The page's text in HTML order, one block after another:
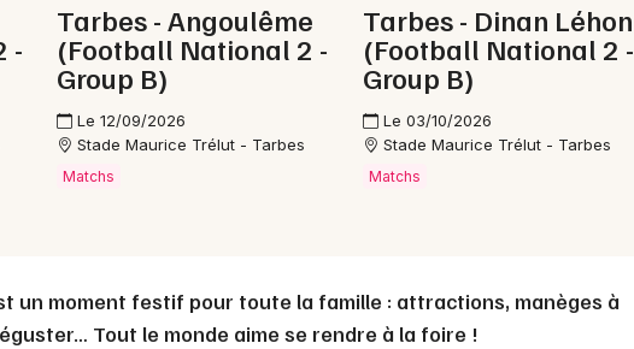
Je m'abonne
-
Tarbes - Angoulême
(Football National 2 -
Group B)
Le 12/09/2026
Stade Maurice Trélut - Tarbes
Matchs
Tarbes - Dinan Léhon
(Football National 2 -
Group B)
Le 03/10/2026
Stade Maurice Trélut - Tarbes
Matchs
un moment festif pour toute la famille : attractions, manèges à
Tout le monde aime se rendre à la foire !